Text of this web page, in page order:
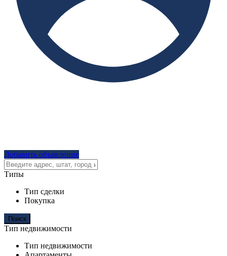
Добавить объявление
Типы
Тип сделки
Покупка
Тип недвижимости
Тип недвижимости